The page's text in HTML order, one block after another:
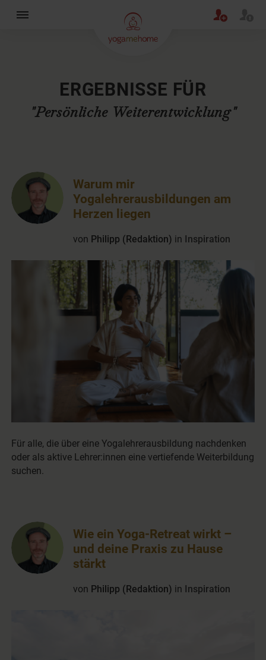
ERGEBNISSE FÜR
"Persönliche Weiterentwicklung"
Für alle, die über eine Yogalehrerausbildung nachdenken
oder als aktive Lehrer:innen eine vertiefende Weiterbildung
suchen.
Warum mir
Yogalehrerausbildungen am
Herzen liegen
von Philipp (Redaktion) in Inspiration
Wie ein Yoga-Retreat wirkt –
und deine Praxis zu Hause
stärkt
von Philipp (Redaktion) in Inspiration